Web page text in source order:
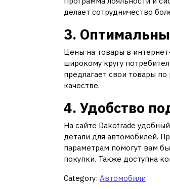
делает сотрудничество
3.
Цены на товары в
широкому кругу
предлагает свои товары
качестве.
4. Удобство
На сайте Dakotrade
детали для автомобилей.
параметрам помогут вам
покупки. Также доступна
Category: Автомобили